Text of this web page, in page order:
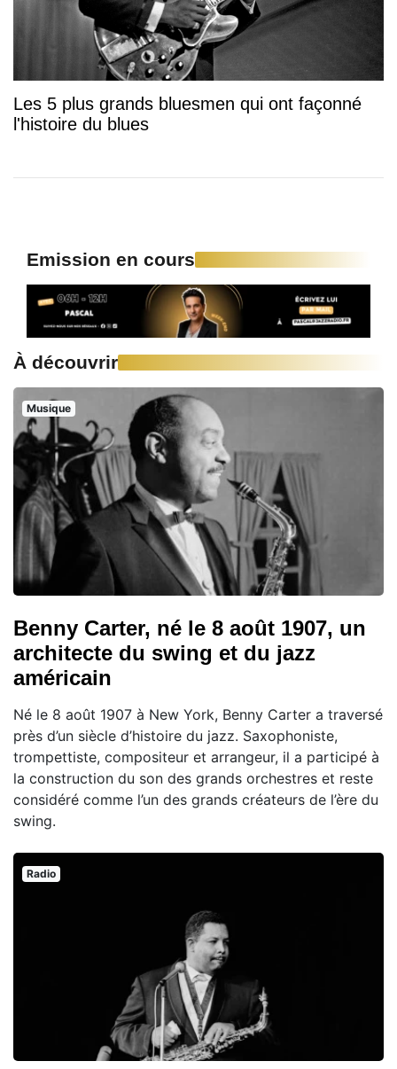
Les 5 plus grands bluesmen qui ont façonné
l'histoire du blues
Emission en cours
À découvrir
Musique
Benny Carter, né le 8 août 1907, un
architecte du swing et du jazz
américain
Né le 8 août 1907 à New York, Benny Carter a traversé
près d’un siècle d’histoire du jazz. Saxophoniste,
trompettiste, compositeur et arrangeur, il a participé à
la construction du son des grands orchestres et reste
considéré comme l’un des grands créateurs de l’ère du
swing.
Radio